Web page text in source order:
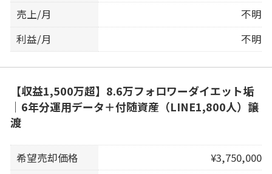
売上/月
不明
利益/月
不明
【収益1,500万超】8.6万フォロワーダイエット垢
｜6年分運用データ＋付随資産（LINE1,800人）譲
渡
希望売却価格
¥3,750,000